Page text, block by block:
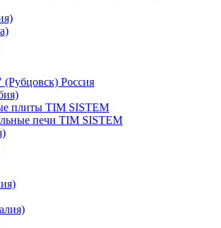
Россия
плиты TIM SISTEM
печи TIM SISTEM